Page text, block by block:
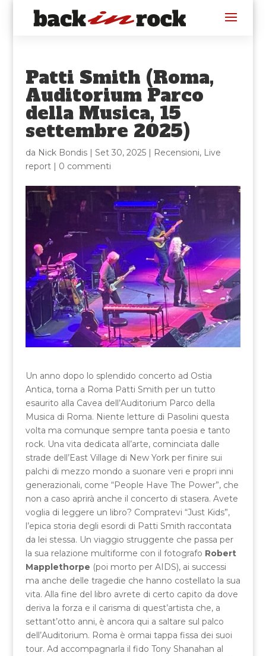
Patti Smith (Roma,
Auditorium Parco
della Musica, 15
settembre 2025)
da Nick Bondis| Set 30, 2025| Recensioni, Live
report| 0 commenti
Un anno dopo lo splendido concerto ad Ostia
Antica, torna a Roma Patti Smith per un tutto
esaurito alla Cavea dell’Auditorium Parco della
Musica di Roma. Niente letture di Pasolini questa
volta ma comunque sempre tanta poesia e tanto
rock. Una vita dedicata all’arte, cominciata dalle
strade dell’East Village di New York per finire sui
palchi di mezzo mondo a suonare veri e propri inni
generazionali, come “People Have The Power”, che
non a caso aprirà anche il concerto di stasera. Avete
voglia di leggere un libro? Compratevi “Just Kids”,
l’epica storia degli esordi di Patti Smith raccontata
da lei stessa. Un viaggio struggente che passa per
la sua relazione multiforme con il fotografo Robert
Mapplethorpe (poi morto per AIDS), ai successi
ma anche delle tragedie che hanno costellato la sua
vita. Alla fine del libro avrete di certo capito da dove
deriva la forza e il carisma di quest’artista che, a
settant’otto anni, è ancora qui a saltare sul palco
dell’Auditorium. Roma è ormai tappa fissa dei suoi
tour. Ad accompagnarla il fido Tony Shanahan al